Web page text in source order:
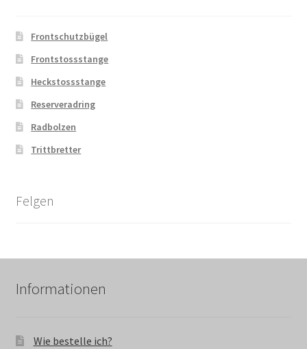
Frontschutzbügel
Frontstossstange
Heckstossstange
Reserveradring
Radbolzen
Trittbretter
Felgen
Informationen
Wie bestelle ich?